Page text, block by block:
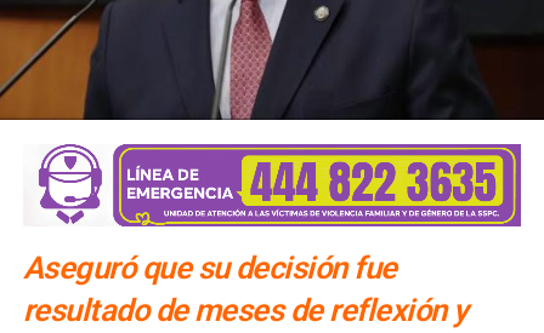
Aseguró que su decisión fue
resultado de meses de reflexión y